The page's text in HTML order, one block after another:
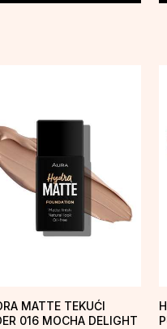
MATTE TEKUĆI
016 MOCHA DELIGHT